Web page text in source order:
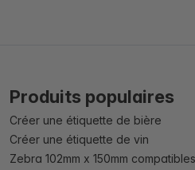
Produits populaires
Créer une étiquette de bière
Créer une étiquette de vin
Zebra 102mm x 150mm compatibles